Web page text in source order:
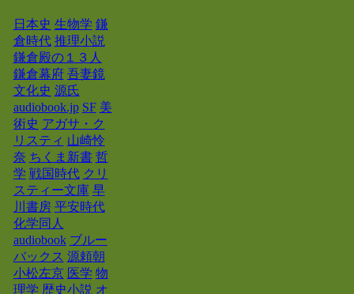
日本史 生物学 鎌
倉時代 推理小説
鎌倉殿の１３人
鎌倉幕府 吾妻鏡
文化史 源氏
audiobook.jp SF 美
術史 アガサ・ク
リスティ 山崎怜
奈 ちくま新書 哲
学 戦国時代 クリ
スティー文庫 早
川書房 平安時代
化学同人
audiobook ブルー
バックス 源頼朝
小松左京 医学 物
理学 歴史小説 オ